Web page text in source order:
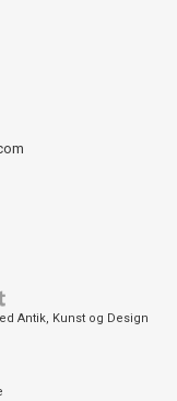
Antik, Kunst og Design